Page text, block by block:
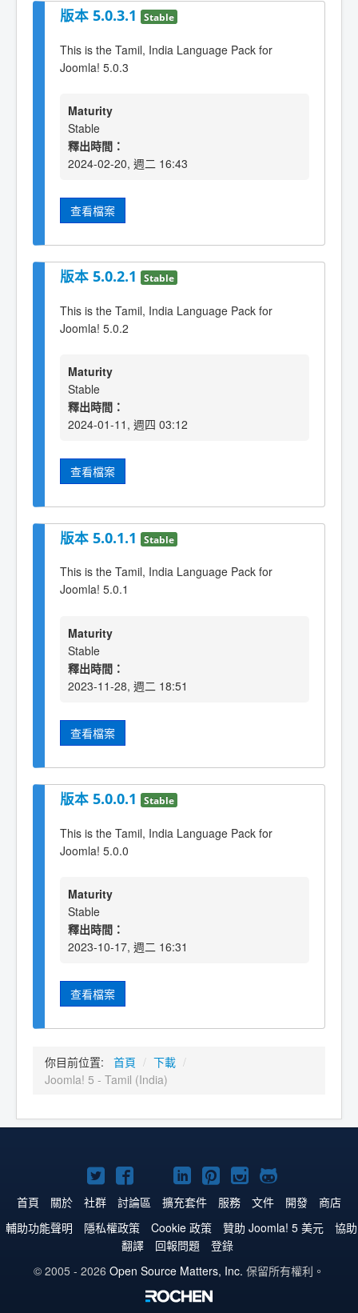
版本 5.0.3.1 Stable
This is the Tamil, India Language Pack for
Joomla! 5.0.3
Maturity
Stable
釋出時間：
2024-02-20, 週二 16:43
查看檔案
版本 5.0.2.1 Stable
This is the Tamil, India Language Pack for
Joomla! 5.0.2
Maturity
Stable
釋出時間：
2024-01-11, 週四 03:12
查看檔案
版本 5.0.1.1 Stable
This is the Tamil, India Language Pack for
Joomla! 5.0.1
Maturity
Stable
釋出時間：
2023-11-28, 週二 18:51
查看檔案
版本 5.0.0.1 Stable
This is the Tamil, India Language Pack for
Joomla! 5.0.0
Maturity
Stable
釋出時間：
2023-10-17, 週二 16:31
查看檔案
你目前位置: 首頁 / 下載 /
Joomla! 5 - Tamil (India)
Twitter
上
的
Joomla!
Facebook
上
的
Joomla!
YouTube
上
的
Joomla!
Linkedln
上
的
Joomla!
Pinterest
上
的
Joomla!
Instagram
上
的
GitHub
上
的
首頁 關於 社群 討論區 擴充套件 服務 文件 開發
商店
輔助功能聲明
隱私權政策 Cookie 政策 贊助 Joomla! 5 美元
協助
翻譯
回報問題
登錄
© 2005 - 2026 Open Source Matters, Inc. 保留所有權利。